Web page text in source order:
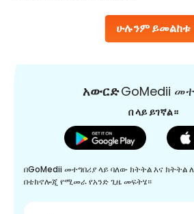
ሁሉንም ይመልከቱ
አውርድGoMedii
በ ላይ ይገኛል።
በGoMedii መተግበሪያ ላይ ባለው ክትትል እና
በቴክኖሎጂ የሚመራ የአንድ ጊዜ መፍትሄ።